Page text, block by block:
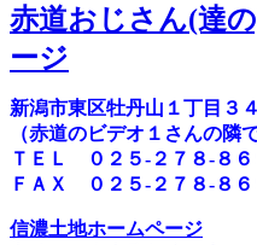
赤道おじさん(達
ージ
新潟市東区牡丹山１丁目３
（赤道のビデオ１さんの隣で
ＴＥＬ ０２５-２７８-８６
ＦＡＸ ０２５-２７８-８６
信濃土地ホームページ